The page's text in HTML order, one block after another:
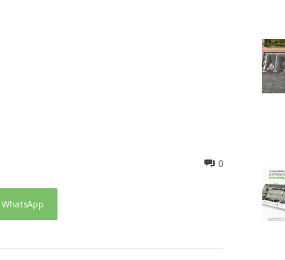
0
WhatsApp